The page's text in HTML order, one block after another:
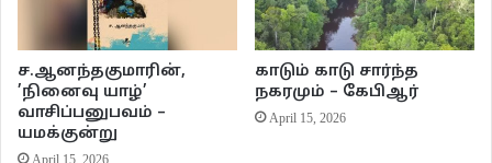
தோன்றுவது இந்த நூலின் சிறப்பு.
சமூக அக்கறையும், சிறந்த மொழியாளுமையும், மானுடம் பற்றிய சீரிய
சிந்தனைகளும் கொண்ட மு.இராமனாதன், தமிழ் கூறும் நல்லுலகம் போற்றத்
தகுதியானவர் என்பதற்கு அவரது இந்தக் கட்டுரைகளே சாட்சி.
ச.ஆனந்தகுமாரின்,
’நினைவு யாழ்’
வாசிப்பனுபவம் –
யமக்குன்று
April 15, 2026
காடும் காடு சார்ந்த
நகரமும் – கேபிஆர்
April 15, 2026